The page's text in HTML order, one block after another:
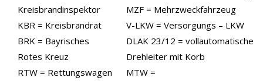
Kreisbrandinspektor
KBR = Kreisbrandrat
BRK = Bayrisches
Rotes Kreuz
RTW = Rettungswagen
MZF = Mehrzweckfahrzeug
V-LKW = Versorgungs – LKW
DLAK 23/12 = vollautomatische
Drehleiter mit Korb
MTW =